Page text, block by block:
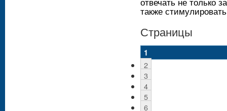
отвечать не только
также
Страницы
1
2
3
4
5
6